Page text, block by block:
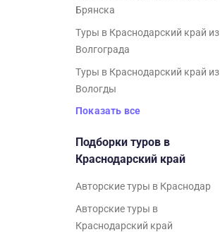
Брянска
Туры в Краснодарский край из
Волгограда
Туры в Краснодарский край из
Вологды
Показать все
Подборки туров в
Краснодарский край
Авторские туры в Краснодар
Авторские туры в
Краснодарский край